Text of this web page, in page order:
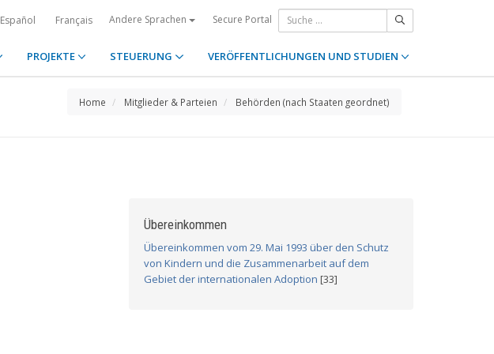
Español Français Andere Sprachen Secure Portal
PROJEKTE STEUERUNG VERÖFFENTLICHUNGEN UND STUDIEN
Home Mitglieder & Parteien Behörden (nach Staaten geordnet)
Übereinkommen
Übereinkommen vom 29. Mai 1993 über den Schutz
von Kindern und die Zusammenarbeit auf dem
Gebiet der internationalen Adoption [33]